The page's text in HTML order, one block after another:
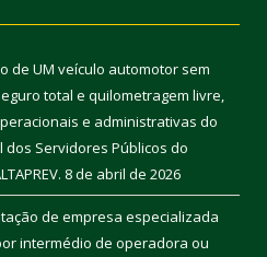
de UM veículo automotor sem
total e quilometragem livre,
e administrativas do
Servidores Públicos do
8 de abril de 2026
de empresa especializada
intermédio de operadora ou